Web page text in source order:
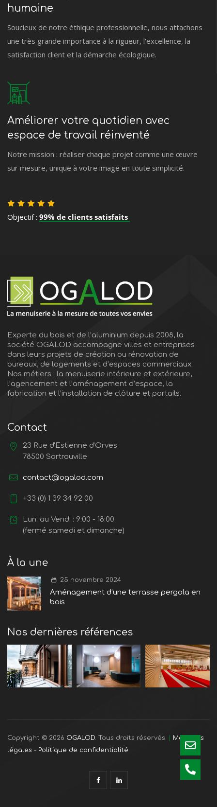
humaine
Soucieux de notre éthique professionnelle, nous attachons
une très grande importance à la rigueur, l'excellence, la
satisfaction client et la démarche écologique.
Améliorer votre quotidien avec
espace de travail réinventé
Notre mission : réaliser chaque projet comme une œuvre
sur mesure, unique à votre image en toute simplicité.
Objectif : 99% de clients satisfaits
Experte du bois et de l’aluminium depuis 2008, la
société OGALOD accompagne villes et entreprises
dans leurs projets de création ou rénovation de
bureaux, de logements et d’espaces commerciaux.
Nos métiers : la menuiserie intérieure et extérieure,
l’agencement et l’aménagement d’espace, la
fabrication et l’installation de clôture et portails.
Contact
23 Rue d'Estienne d'Orves
78500 Sartrouville
contact@ogalod.com
+33 (0) 1 39 34 92 00
Lun. au Vend. : 9:00 - 18:00
(fermé samedi et dimanche)
À la une
25 novembre 2024
Aménagement d’une terrasse pergola en
bois
Nos dernières références
Copyright © 2026 OGALOD. Tous droits réservés.
Mentions
légales - Politique de confidentialité